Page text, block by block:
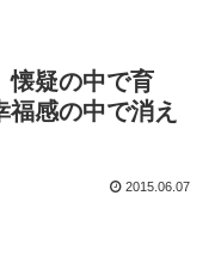
懐疑の中で育
感の中で消え
2015.06.07